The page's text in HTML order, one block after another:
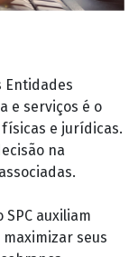
Entidades
e serviços é o
e jurídicas.
na
auxiliam
seus